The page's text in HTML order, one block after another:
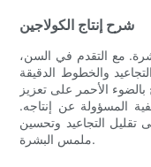
شرح إنتاج الكولاجين
مع التقدم في السن،
والخطوط الدقيقة
الأحمر على تعزيز
المسؤولة عن إنتاجه.
تقليل التجاعيد وتحسين
ملمس البشرة.